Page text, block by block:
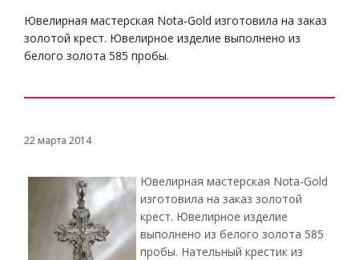
Ювелирная мастерская Nota-Gold изготовила на заказ
золотой крест. Ювелирное изделие выполнено из
белого золота 585 пробы.
22 марта 2014
Ювелирная мастерская Nota-Gold
изготовила на заказ золотой
крест. Ювелирное изделие
выполнено из белого золота 585
пробы. Нательный крестик из